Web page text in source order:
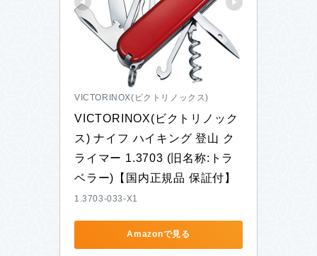
VICTORINOX(ビクトリノックス)
VICTORINOX(ビクトリノック
ス) ナイフ ハイキング 登山 ク
ライマー 1.3703 (旧名称:トラ
ベラー)【国内正規品 保証付】
1.3703-033-X1
Amazonで見る